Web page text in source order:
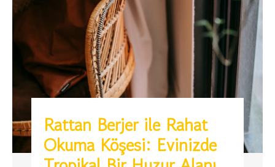
Rattan Berjer ile Rahat
Okuma Köşesi: Evinizde